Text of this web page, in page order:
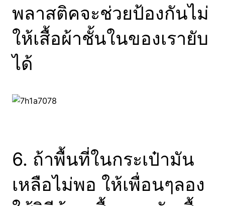
พลาสติคจะช่วยป้องกันไม่
ให้เสื้อผ้าชั้นในของเรายับ
ได้
6. ถ้าพื้นที่ในกระเป๋ามัน
เหลือไม่พอ ให้เพื่อนๆลอง